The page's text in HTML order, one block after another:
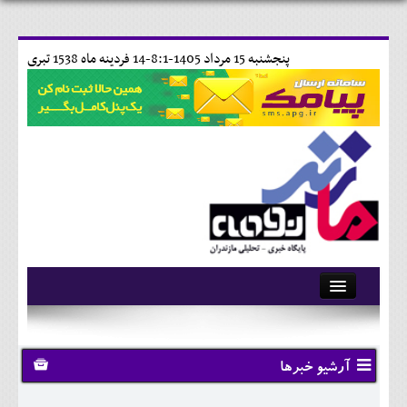
14 فردينه ماه 1538 تبری پنجشنبه 15 مرداد 1405-8:1-
آرشیو
تماس با ما
وبلاگ
آرشیو خبرها